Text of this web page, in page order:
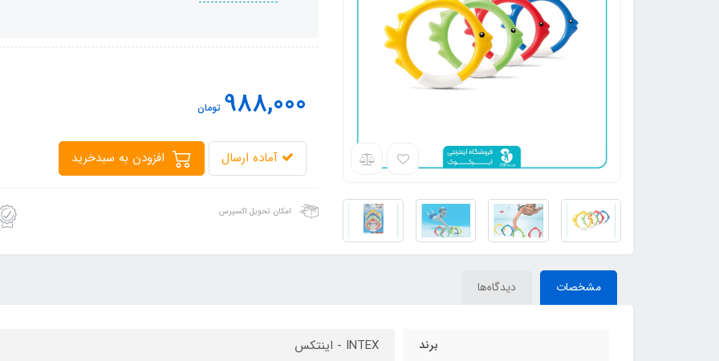
988,000 تومان
آماده ارسال
امکان تحویل اکسپرس
مشخصات دیدگاه‌ها
برند INTEX - اینتکس